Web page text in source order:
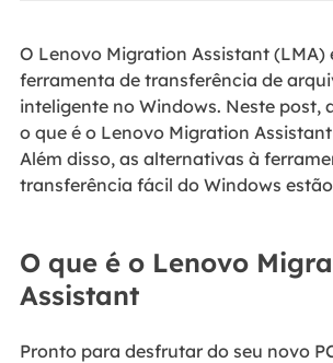
O Lenovo Migration Assistant (LMA)
ferramenta de transferência de
inteligente no Windows. Neste post,
o que é o Lenovo Migration
Além disso, as alternativas à
transferência fácil do Windows
O que é o Lenovo
Assistant
Pronto para desfrutar do seu novo